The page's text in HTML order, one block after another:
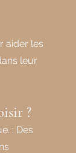
aider les
leur
?
: Des